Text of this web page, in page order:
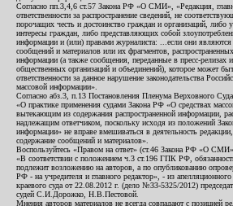
Согласно пп.3,4,6 ст.57 Закона РФ «О СМИ», «Редакция,
ответственности за распространение сведений, не
порочащих честь и достоинство граждан и организаций,
интересы граждан, либо представляющих собой
информации и (или) правами журналиста: ...если они
сообщений и материалов или их фрагментов,
информации (а также сообщения, переданные в пресс-релизах
общественных организаций и объединений), которое может
ответственности за данное нарушение законодательства
массовой информации».
Согласно абз.3, п.13 Постановления Пленума Верховного
«О практике применения судами Закона РФ «О средствах
вытекающим из содержания распространенной информации,
надлежащим ответчиком, поскольку исходя из положений
информации» не вправе вмешиваться в деятельность
содержание сообщений и материалов».
Воспользуйтесь «Правом на ответ» (ст.46 Закона РФ «О
«В соответствии с положением ч.3 ст.196 ГПК РФ,
подлежит возложению на авторов, а по опубликованию
РФ - на учредителя и главного редактор», - из
краевого суда от 22.08.2012 г. (дело №33-5325/2012)
судей С.И.Дорожко, Н.В.Пестовой.
Мнения авторов материалов не всегда совпадают с позицией